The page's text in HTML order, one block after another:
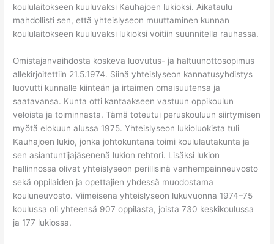
koululaitokseen kuuluvaksi Kauhajoen lukioksi. Aikataulu
mahdollisti sen, että yhteislyseon muuttaminen kunnan
koululaitokseen kuuluvaksi lukioksi voitiin suunnitella rauhassa.
Omistajanvaihdosta koskeva luovutus- ja haltuunottosopimus
allekirjoitettiin 21.5.1974. Siinä yhteislyseon kannatusyhdistys
luovutti kunnalle kiinteän ja irtaimen omaisuutensa ja
saatavansa. Kunta otti kantaakseen vastuun oppikoulun
veloista ja toiminnasta. Tämä toteutui peruskouluun siirtymisen
myötä elokuun alussa 1975. Yhteislyseon lukioluokista tuli
Kauhajoen lukio, jonka johtokuntana toimi koululautakunta ja
sen asiantuntijajäsenenä lukion rehtori. Lisäksi lukion
hallinnossa olivat yhteislyseon perillisinä vanhempainneuvosto
sekä oppilaiden ja opettajien yhdessä muodostama
kouluneuvosto. Viimeisenä yhteislyseon lukuvuonna 1974–75
koulussa oli yhteensä 907 oppilasta, joista 730 keskikoulussa
ja 177 lukiossa.